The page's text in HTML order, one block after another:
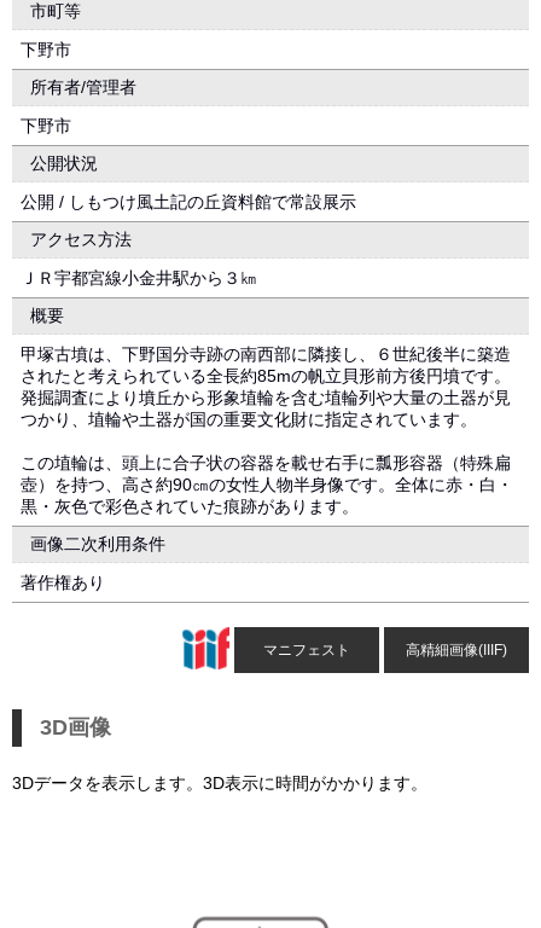
市町等
下野市
所有者/管理者
下野市
公開状況
公開 / しもつけ風土記の丘資料館で常設展示
アクセス方法
ＪＲ宇都宮線小金井駅から３㎞
概要
甲塚古墳は、下野国分寺跡の南西部に隣接し、６世紀後半に築造
されたと考えられている全長約85mの帆立貝形前方後円墳です。
発掘調査により墳丘から形象埴輪を含む埴輪列や大量の土器が見
つかり、埴輪や土器が国の重要文化財に指定されています。
この埴輪は、頭上に合子状の容器を載せ右手に瓢形容器（特殊扁
壺）を持つ、高さ約90㎝の女性人物半身像です。全体に赤・白・
黒・灰色で彩色されていた痕跡があります。
画像二次利用条件
著作権あり
マニフェスト 高精細画像(IIIF)
3D画像
3Dデータを表示します。3D表示に時間がかかります。